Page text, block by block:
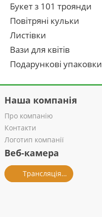
Букет з 101 троянди
Повітряні кульки
Листівки
Вази для квітів
Подарункові упаковки
Наша компанія
Про компанію
Контакти
Логотип компанії
Веб-камера
Трансляція із салону